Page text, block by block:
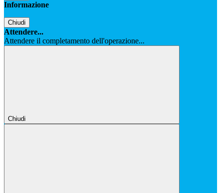
Informazione
Chiudi
Attendere...
Attendere il completamento dell'operazione...
Chiudi